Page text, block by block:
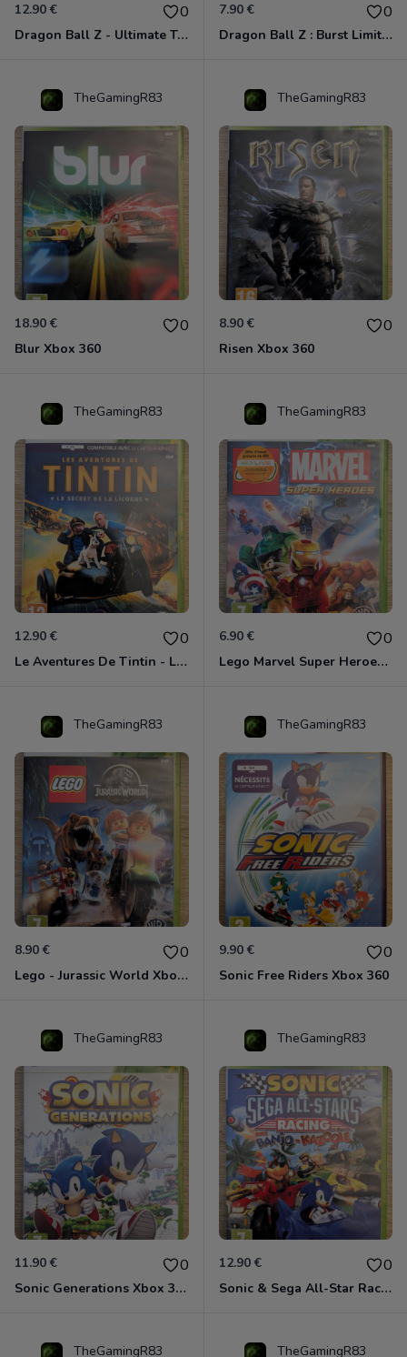
12.90 € 0
Dragon Ball Z - Ultimate Tenkaichi Xbox 360
7.90 € 0
Dragon Ball Z : Burst Limit Xbox 360
TheGamingR83
18.90 € 0
Blur Xbox 360
TheGamingR83
8.90 € 0
Risen Xbox 360
TheGamingR83
12.90 € 0
Le Aventures De Tintin - Le Secret De La Licorne Xbox 360
TheGamingR83
6.90 € 0
Lego Marvel Super Heroes Xbox 360
TheGamingR83
8.90 € 0
Lego - Jurassic World Xbox 360
TheGamingR83
9.90 € 0
Sonic Free Riders Xbox 360
TheGamingR83
11.90 € 0
Sonic Generations Xbox 360
TheGamingR83
12.90 € 0
Sonic & Sega All-Star Racing avec Banjo-Kazooie Xbox 360
TheGamingR83 TheGamingR83